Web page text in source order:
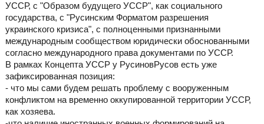
УССР, с "Образом будущего УССР", как социального
государства, с "Русинским Форматом разрешения
украинского кризиса", с полноценными признанными
международным сообществом юридически обоснованными
согласно международного права документами по УССР.
В рамках Концепта УССР у РусиновРусов есть уже
зафиксированная позиция:
- что мы сами будем решать проблему с вооруженным
конфликтом на временно оккупированной территории УССР,
как хозяева.